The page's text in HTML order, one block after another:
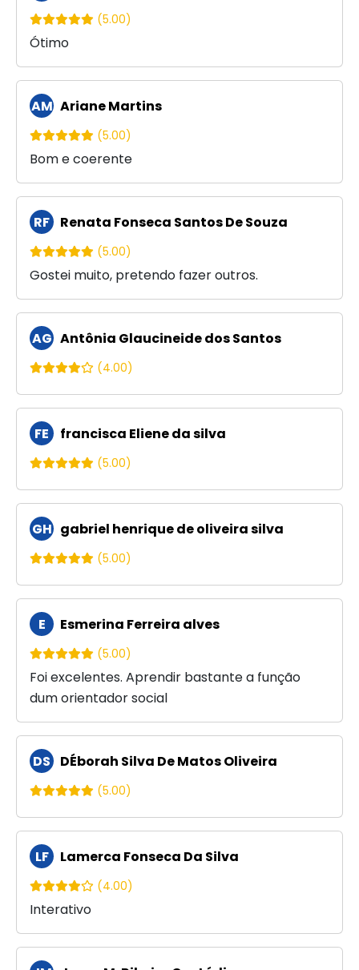
(5.00)
Ótimo
AM Ariane Martins
(5.00)
Bom e coerente
RF Renata Fonseca Santos De Souza
(5.00)
Gostei muito, pretendo fazer outros.
AG Antônia Glaucineide dos Santos
(4.00)
FE francisca Eliene da silva
(5.00)
GH gabriel henrique de oliveira silva
(5.00)
E Esmerina Ferreira alves
(5.00)
Foi excelentes. Aprendir bastante a função
dum orientador social
DS DÉborah Silva De Matos Oliveira
(5.00)
LF Lamerca Fonseca Da Silva
(4.00)
Interativo